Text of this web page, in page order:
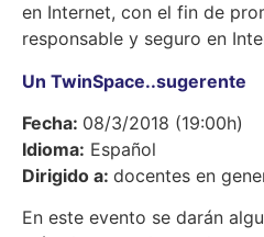
en Internet, con el fin de
responsable y seguro en
Un TwinSpace..sugerente
Fecha: 08/3/2018 (19:00h)
Idioma: Español
Dirigido a: docentes en
En este evento se darán